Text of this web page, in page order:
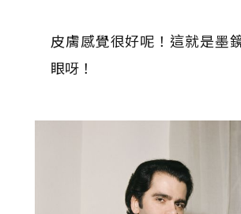
皮膚感覺很好呢！這就是墨
眼呀！